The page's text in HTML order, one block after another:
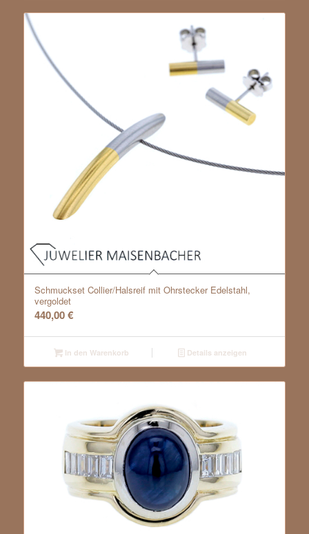
Schmuckset Collier/Halsreif mit Ohrstecker Edelstahl,
vergoldet
440,00€
In den Warenkorb Details anzeigen